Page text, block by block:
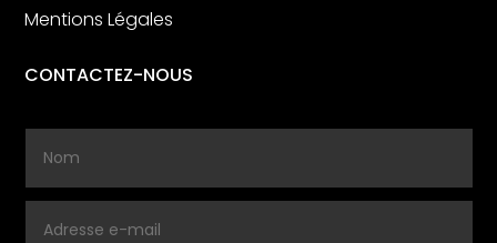
Mentions Légales
CONTACTEZ-NOUS